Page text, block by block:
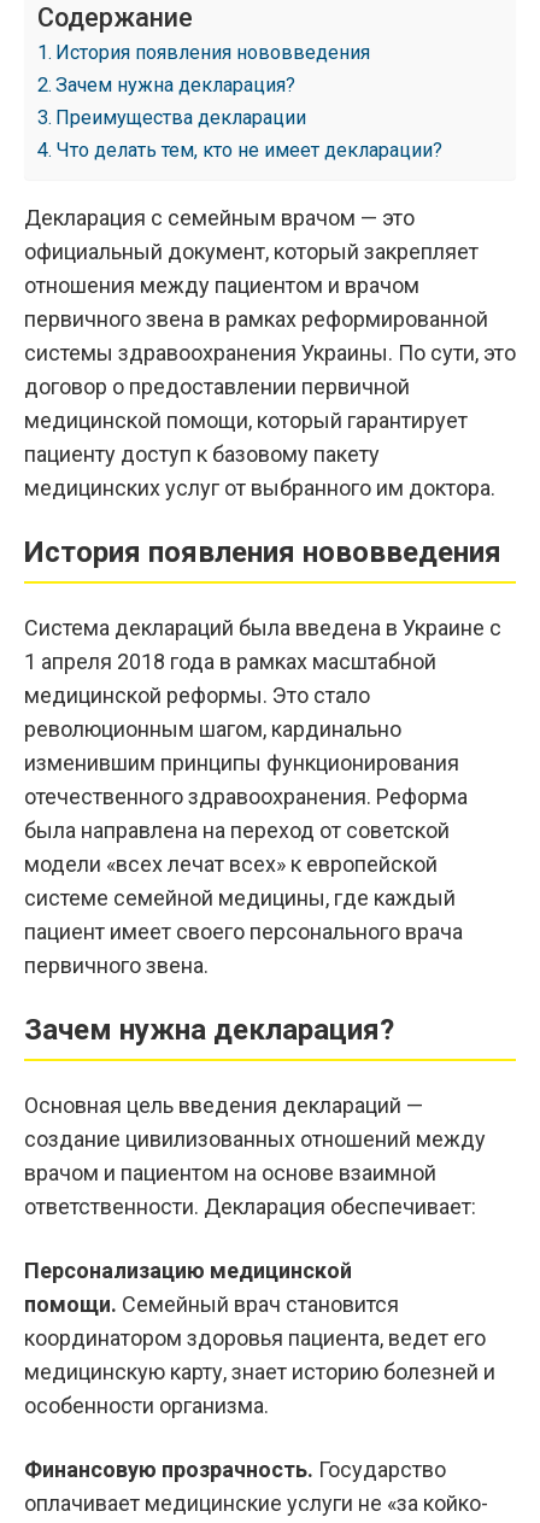
Содержание
История появления нововведения
Зачем нужна декларация?
Преимущества декларации
Что делать тем, кто не имеет декларации?
Декларация с семейным врачом — это
официальный документ, который закрепляет
отношения между пациентом и врачом
первичного звена в рамках реформированной
системы здравоохранения Украины. По сути, это
договор о предоставлении первичной
медицинской помощи, который гарантирует
пациенту доступ к базовому пакету
медицинских услуг от выбранного им доктора.
История появления нововведения
Система деклараций была введена в Украине с
1 апреля 2018 года в рамках масштабной
медицинской реформы. Это стало
революционным шагом, кардинально
изменившим принципы функционирования
отечественного здравоохранения. Реформа
была направлена на переход от советской
модели «всех лечат всех» к европейской
системе семейной медицины, где каждый
пациент имеет своего персонального врача
первичного звена.
Зачем нужна декларация?
Основная цель введения деклараций —
создание цивилизованных отношений между
врачом и пациентом на основе взаимной
ответственности. Декларация обеспечивает:
Персонализацию медицинской
помощи. Семейный врач становится
координатором здоровья пациента, ведет его
медицинскую карту, знает историю болезней и
особенности организма.
Финансовую прозрачность. Государство
оплачивает медицинские услуги не «за койко-